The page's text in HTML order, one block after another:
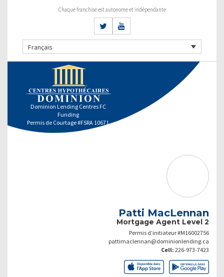
Chaque franchise est autonome et indépendante
Français
Dominion Lending Centres FC
Funding
Permis de Courtage #FSRA 10671
Patti MacLennan
Mortgage Agent Level 2
Permis d’initiateur #M16002756
pattimaclennan@dominionlending.ca
Cell: 226-973-7423